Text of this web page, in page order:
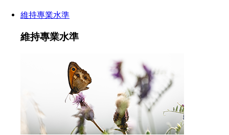
維持專業水準
維持專業水準